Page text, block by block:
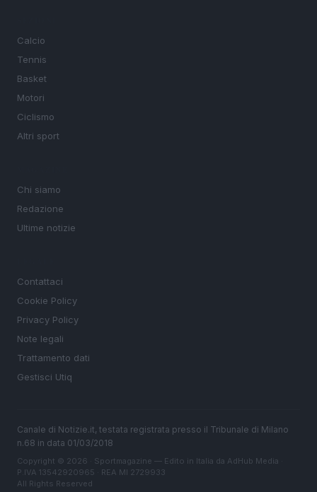
Calcio
Tennis
Basket
Motori
Ciclismo
Altri sport
Chi siamo
Redazione
Ultime notizie
Contattaci
Cookie Policy
Privacy Policy
Note legali
Trattamento dati
Gestisci Utiq
Canale di Notizie.it, testata registrata presso il Tribunale di Milano
n.68 in data 01/03/2018
Copyright © 2026 · Sportmagazine — Edito in Italia da AdHub Media
P.IVA 13542920965 · REA MI 2729933
All Rights Reserved